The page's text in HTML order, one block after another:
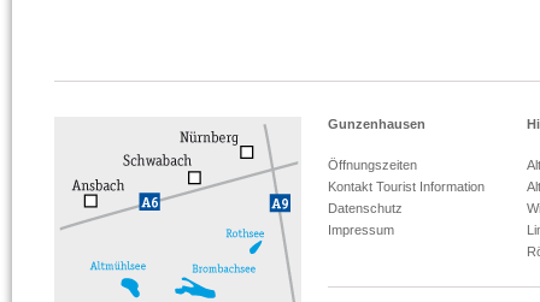
Gunzenhausen
Öffnungszeiten
Kontakt Tourist Information
Datenschutz
Impressum